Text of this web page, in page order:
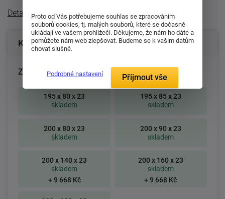
Detailní popis
Konfigurace produktu
Zvolte rozměr matrace (cm):
195 x 80 x 23
skladem
195 x 85 x 23
skladem
200 x 80 x 23
skladem
200 x 90 x 23
skladem
200 x 140 x 23
skladem
+ 9 668 Kč
200 x 160 x 23
skladem
+ 9 668 Kč
Proto od Vás potřebujeme souhlas se zpracováním
souborů cookies, tj. malých souborů, které se dočasně
ukládají ve vašem prohlížeči. Děkujeme, že nám ho dáte a
pomůžete nám web zlepšovat. Budeme se k vašim datům
chovat slušně.
Podrobné nastavení Přijmout vše